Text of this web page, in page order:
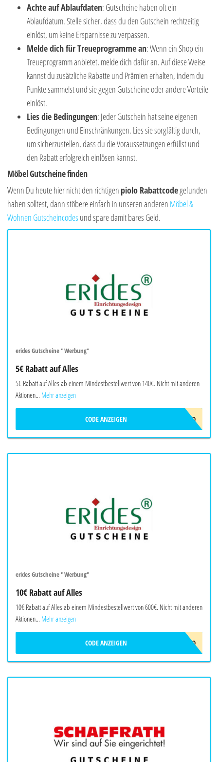
Achte auf Ablaufdaten: Gutscheine haben oft ein
Ablaufdatum. Stelle sicher, dass du den Gutschein rechtzeitig
einlöst, um keine Ersparnisse zu verpassen.
Melde dich für Treueprogramme an: Wenn ein Shop ein
Treueprogramm anbietet, melde dich dafür an. Auf diese Weise
kannst du zusätzliche Rabatte und Prämien erhalten, indem du
Punkte sammelst und sie gegen Gutscheine oder andere Vorteile
einlöst.
Lies die Bedingungen: Jeder Gutschein hat seine eigenen
Bedingungen und Einschränkungen. Lies sie sorgfältig durch,
um sicherzustellen, dass du die Voraussetzungen erfüllst und
den Rabatt erfolgreich einlösen kannst.
Möbel Gutscheine finden
Wenn Du heute hier nicht den richtigen piolo Rabattcodegefunden
haben solltest, dann stöbere einfach in unseren anderen Möbel &
Wohnen Gutscheincodes und spare damit bares Geld.
erides Gutscheine "Werbung"
5€ Rabatt auf Alles
5€ Rabatt auf Alles ab einem Mindestbestellwert von 140€. Nicht mit anderen
Aktionen... Mehr anzeigen
ERIDES-5EURO
CODE ANZEIGEN
erides Gutscheine "Werbung"
10€ Rabatt auf Alles
10€ Rabatt auf Alles ab einem Mindestbestellwert von 600€. Nicht mit anderen
Aktionen... Mehr anzeigen
ERIDES-10EURO
CODE ANZEIGEN